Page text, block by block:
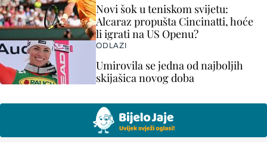
Novi šok u teniskom svijetu:
Alcaraz propušta Cincinatti, hoće
li igrati na US Openu?
ODLAZI
Umirovila se jedna od najboljih
skijašica novog doba